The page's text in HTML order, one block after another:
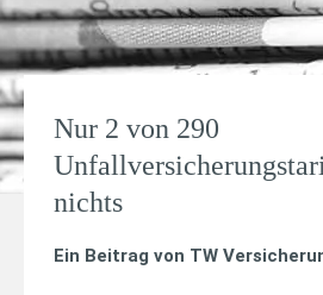
Nur 2 von 290
nichts
Ein Beitrag von TW